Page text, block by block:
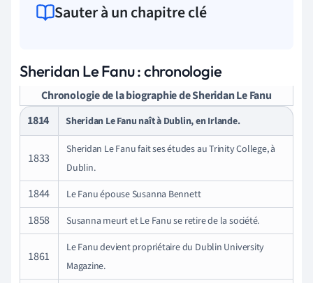
Sauter à un chapitre clé
Sheridan Le Fanu : chronologie
Chronologie de la biographie de Sheridan Le Fanu
1814
Sheridan Le Fanu naît à Dublin, en Irlande.
1833
Sheridan Le Fanu fait ses études au Trinity College, à
Dublin.
1844 Le Fanu épouse Susanna Bennett
1858 Susanna meurt et Le Fanu se retire de la société.
1861
Le Fanu devient propriétaire du Dublin University
Magazine.